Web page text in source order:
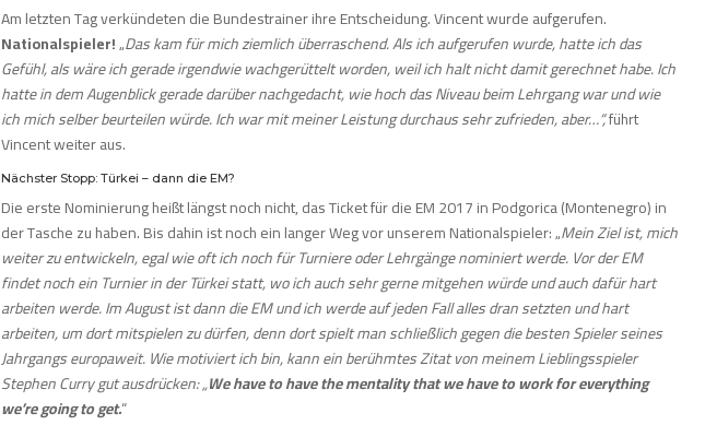
Am letzten Tag verkündeten die Bundestrainer ihre Entscheidung. Vincent wurde aufgerufen.
Nationalspieler!„Das kam für mich ziemlich überraschend. Als ich aufgerufen wurde, hatte ich das
Gefühl, als wäre ich gerade irgendwie wachgerüttelt worden, weil ich halt nicht damit gerechnet habe. Ich
hatte in dem Augenblick gerade darüber nachgedacht, wie hoch das Niveau beim Lehrgang war und wie
ich mich selber beurteilen würde. Ich war mit meiner Leistung durchaus sehr zufrieden, aber…“,führt
Vincent weiter aus.
Nächster Stopp: Türkei – dann die EM?
Die erste Nominierung heißt längst noch nicht, das Ticket für die EM 2017 in Podgorica (Montenegro) in
der Tasche zu haben. Bis dahin ist noch ein langer Weg vor unserem Nationalspieler: „Mein Ziel ist, mich
weiter zu entwickeln, egal wie oft ich noch für Turniere oder Lehrgänge nominiert werde.Vor der EM
findet noch ein Turnier in der Türkei statt, wo ich auch sehr gerne mitgehen würde und auch dafür hart
arbeiten werde. Im August ist dann die EM und ich werdeauf jeden Fall alles dran setzten und hart
arbeiten, um dort mitspielen zu dürfen, denn dort spielt man schließlich gegen die besten Spieler seines
Jahrgangs europaweit.Wie motiviert ich bin, kann ein berühmtes Zitat von meinem Lieblingsspieler
Stephen Curry gut ausdrücken: „We have to have the mentality that we have to work for everything
we’re going to get.“